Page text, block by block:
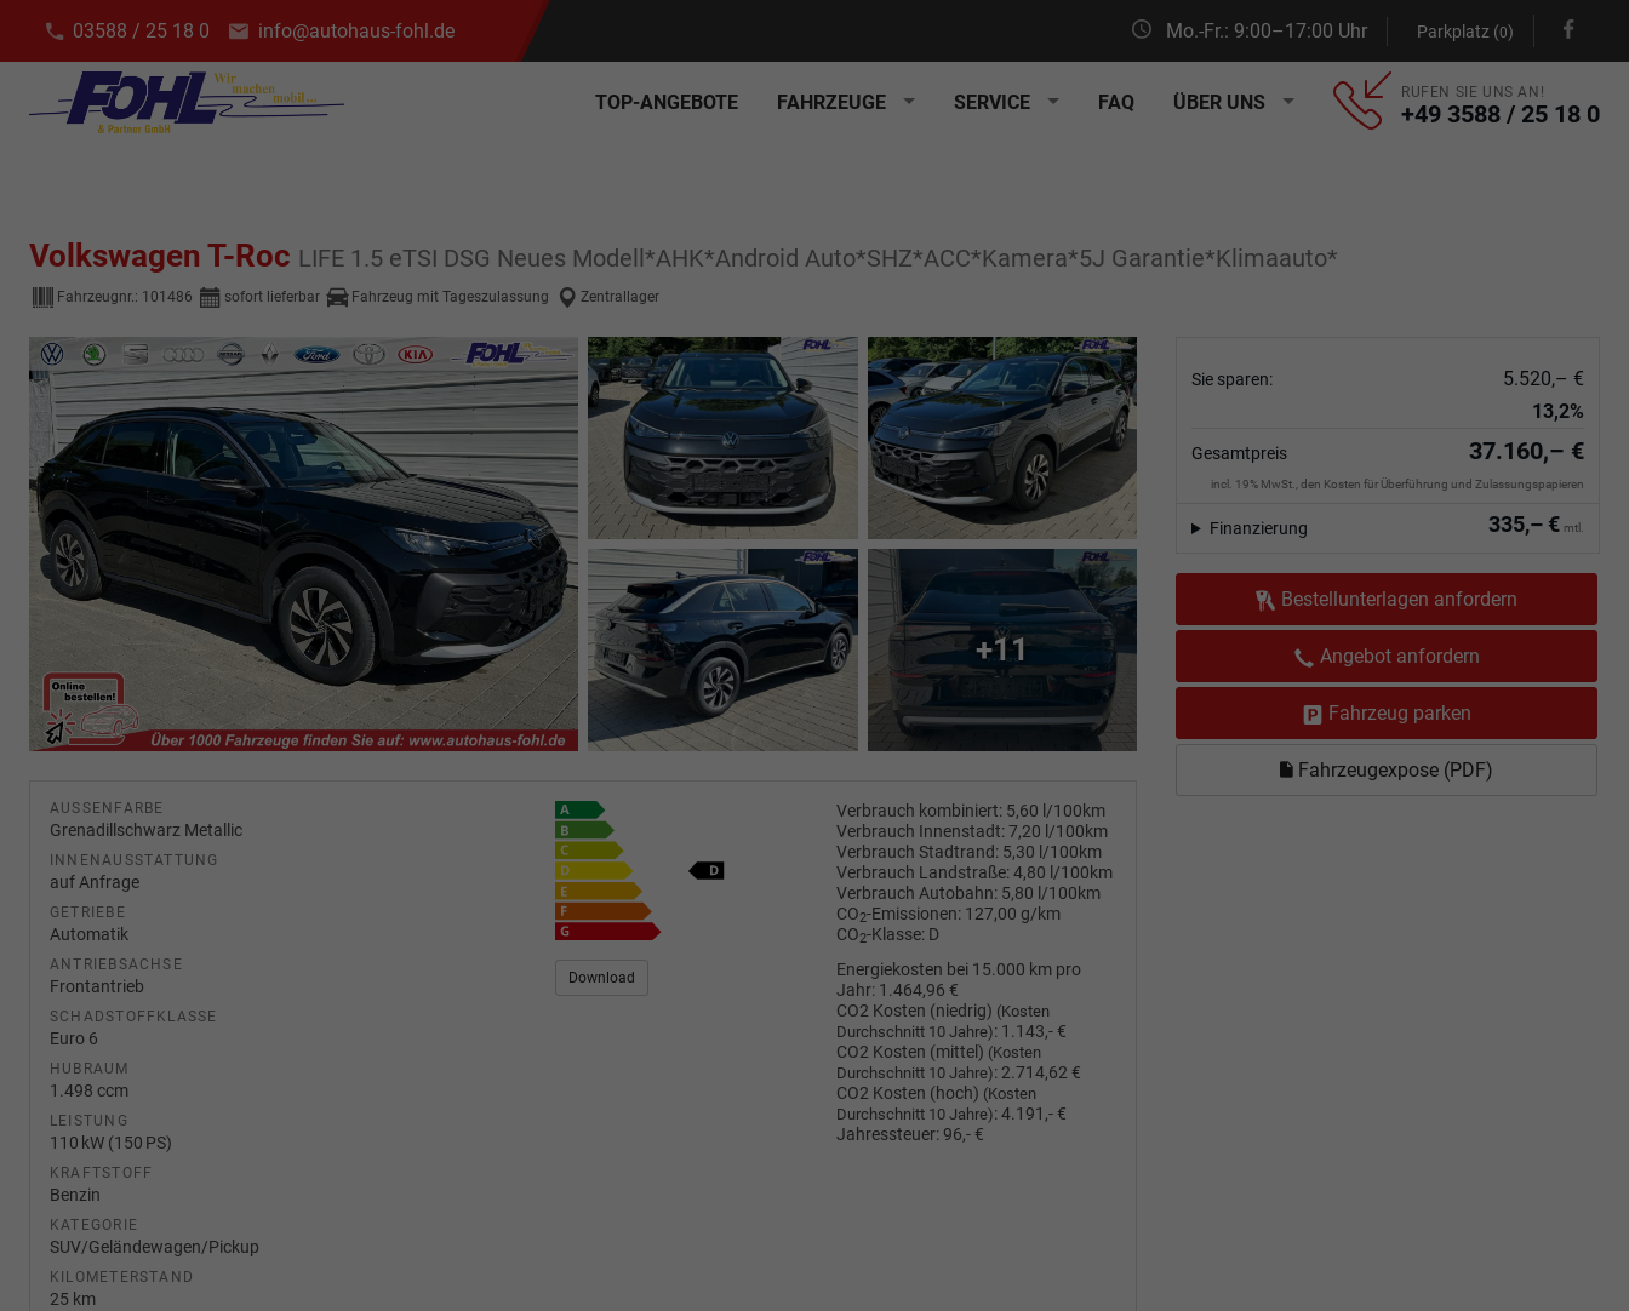
03588 / 25 18 0 info@autohaus-fohl.de Mo.-Fr.: 9:00–17:00 Uhr Parkplatz (0)
TOP-ANGEBOTE FAHRZEUGE SERVICE FAQ ÜBER UNS RUFEN SIE UNS AN!
+49 3588 / 25 18 0
Volkswagen T-Roc LIFE 1.5 eTSI DSG Neues Modell*AHK*Android Auto*SHZ*ACC*Kamera*5J Garantie*Klimaauto*
Fahrzeugnr.: 101486 sofort lieferbar Fahrzeug mit Tageszulassung Zentrallager
Sie sparen:
5.520,– €
13,2%
Gesamtpreis 37.160,– €
incl. 19% MwSt., den Kosten für Überführung und Zulassungspapieren
335,– € mtl.
Finanzierung
Bestellunterlagen anfordern
Angebot anfordern
Fahrzeug parken
Fahrzeugexpose (PDF)
+11
AUSSENFARBE
Grenadillschwarz Metallic
INNENAUSSTATTUNG
auf Anfrage
GETRIEBE
Automatik
ANTRIEBSACHSE
Frontantrieb
SCHADSTOFFKLASSE
Euro 6
HUBRAUM
1.498 ccm
LEISTUNG
110 kW (150 PS)
KRAFTSTOFF
Benzin
KATEGORIE
SUV/Geländewagen/Pickup
KILOMETERSTAND
25 km
Verbrauch kombiniert: 5,60 l/100km
Verbrauch Innenstadt:7,20 l/100km
Verbrauch Stadtrand: 5,30 l/100km
Verbrauch Landstraße:4,80 l/100km
Verbrauch Autobahn: 5,80 l/100km
CO2-Emissionen: 127,00 g/km
CO2-Klasse: D
Download
Energiekosten bei 15.000 km pro
Jahr: 1.464,96 €
CO2 Kosten (niedrig) (Kosten
Durchschnitt 10 Jahre): 1.143,- €
CO2 Kosten (mittel) (Kosten
Durchschnitt 10 Jahre): 2.714,62 €
CO2 Kosten (hoch) (Kosten
Durchschnitt 10 Jahre):4.191,- €
Jahressteuer: 96,- €